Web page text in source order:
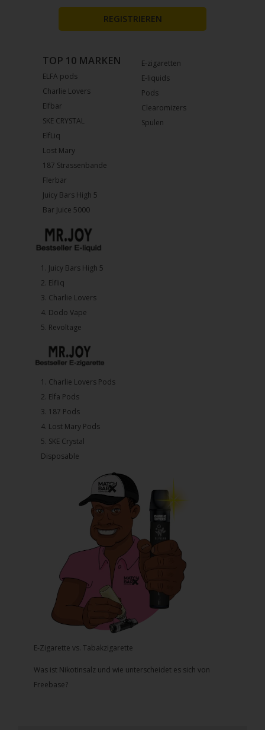
E-zigaretten
E-liquids
Pods
Clearomizers
Spulen
TOP 10 MARKEN
ELFA pods
Charlie Lovers
Elfbar
SKE CRYSTAL
ElfLiq
Lost Mary
187 Strassenbande
Flerbar
Juicy Bars High 5
Bar Juice 5000
1.⁠ ⁠Juicy Bars High 5
2.⁠ ⁠⁠Elfliq
3.⁠ ⁠⁠Charlie Lovers
4.⁠ ⁠⁠Dodo Vape
5. ⁠Revoltage
1.⁠ ⁠Charlie Lovers Pods
2.⁠ ⁠⁠Elfa Pods
3.⁠ ⁠⁠187 Pods
4.⁠ ⁠⁠Lost Mary Pods
5.⁠ ⁠⁠SKE Crystal
Disposable
E-Zigarette vs. Tabakzigarette
Was ist Nikotinsalz und wie unterscheidet es sich von
Freebase?
REGISTRIEREN